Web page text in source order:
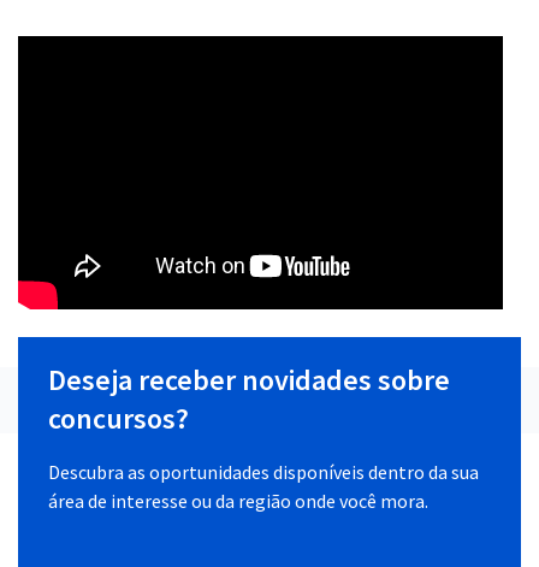
Deseja receber novidades sobre
concursos?
Descubra as oportunidades disponíveis dentro da sua
área de interesse ou da região onde você mora.